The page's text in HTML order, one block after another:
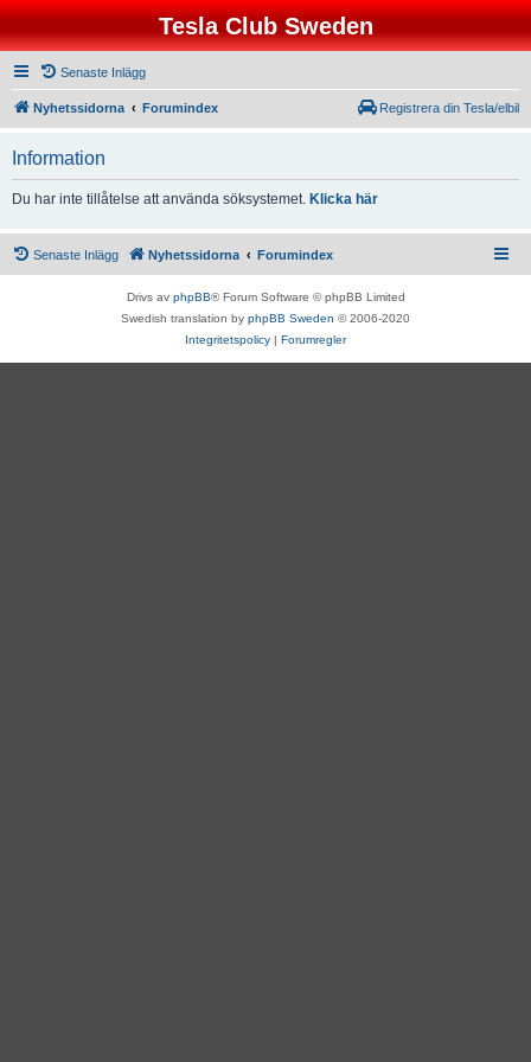
Tesla Club Sweden
Senaste Inlägg
Nyhetssidorna Forumindex Registrera din Tesla/elbil
Information
Du har inte tillåtelse att använda söksystemet. Klicka här
Senaste Inlägg Nyhetssidorna Forumindex
Drivs av phpBB® Forum Software © phpBB Limited
Swedish translation by phpBB Sweden © 2006-2020
Integritetspolicy | Forumregler